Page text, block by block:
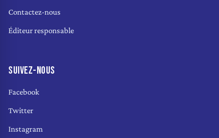
Contactez-nous
Éditeur responsable
SUIVEZ-NOUS
Facebook
Twitter
Instagram